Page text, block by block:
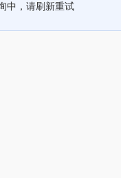
中，请刷新重试